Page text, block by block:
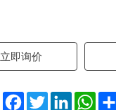
立即询价
Facebook
TwitterLinkedIn